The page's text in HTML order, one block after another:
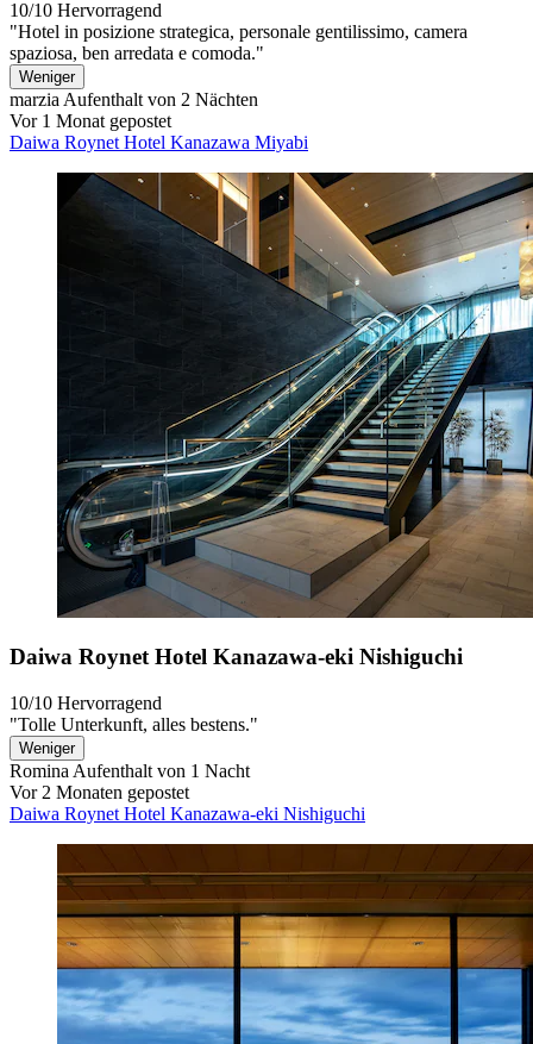
10/10 Hervorragend
"Hotel in posizione strategica, personale gentilissimo, camera
spaziosa, ben arredata e comoda."
Weniger
marzia Aufenthalt von 2 Nächten
Vor 1 Monat gepostet
Daiwa Roynet Hotel Kanazawa Miyabi
Daiwa Roynet Hotel Kanazawa-eki Nishiguchi
10/10 Hervorragend
"Tolle Unterkunft, alles bestens."
Weniger
Romina Aufenthalt von 1 Nacht
Vor 2 Monaten gepostet
Daiwa Roynet Hotel Kanazawa-eki Nishiguchi